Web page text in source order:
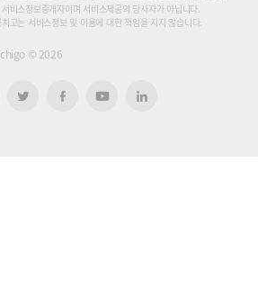
비스정보중개자이며 서비스제공의 당사자가 아닙니다.
고는 서비스정보 및 이용에 대한 책임을 지지 않습니다.
© 2026